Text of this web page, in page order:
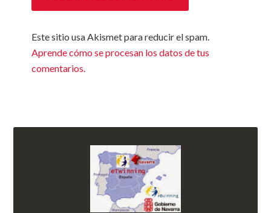
Este sitio usa Akismet para reducir el spam.
Aprende cómo se procesan los datos de tus
comentarios.